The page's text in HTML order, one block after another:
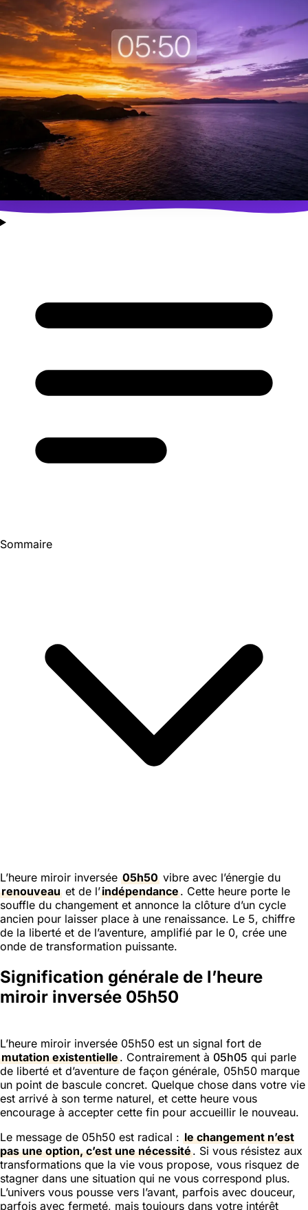
Sommaire
L’heure miroir inversée 05h50 vibre avec l’énergie du
renouveau et de l’indépendance. Cette heure porte le
souffle du changement et annonce la clôture d’un cycle
ancien pour laisser place à une renaissance. Le 5, chiffre
de la liberté et de l’aventure, amplifié par le 0, crée une
onde de transformation puissante.
Signification générale de l’heure
miroir inversée 05h50
L’heure miroir inversée 05h50 est un signal fort de
mutation existentielle. Contrairement à 05h05 qui parle
de liberté et d’aventure de façon générale, 05h50 marque
un point de bascule concret. Quelque chose dans votre vie
est arrivé à son terme naturel, et cette heure vous
encourage à accepter cette fin pour accueillir le nouveau.
Le message de 05h50 est radical : le changement n’est
pas une option, c’est une nécessité. Si vous résistez aux
transformations que la vie vous propose, vous risquez de
stagner dans une situation qui ne vous correspond plus.
L’univers vous pousse vers l’avant, parfois avec douceur,
parfois avec fermeté, mais toujours dans votre intérêt